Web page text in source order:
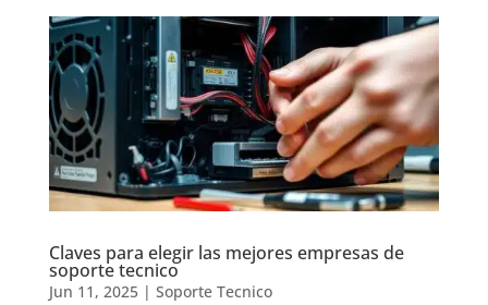
Claves para elegir las mejores empresas de
soporte tecnico
Jun 11, 2025| Soporte Tecnico